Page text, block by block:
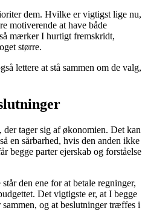
dem. Hvilke er vigtigst lige nu,
motiverende at have både
mærker I hurtigt fremskridt,
større.
lettere at stå sammen om de valg,
tager sig af økonomien. Det kan
en sårbarhed, hvis den anden ikke
begge parter ejerskab og forståelse
den ene for at betale regninger,
Det vigtigste er, at I begge
og at beslutninger træffes i